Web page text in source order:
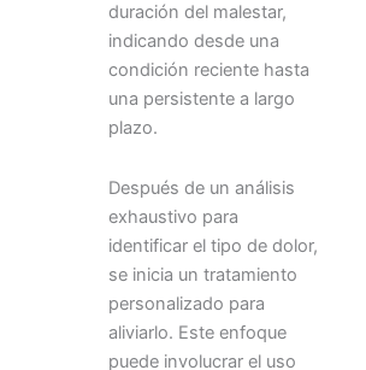
duración del malestar,
indicando desde una
condición reciente hasta
una persistente a largo
plazo.
Después de un análisis
exhaustivo para
identificar el tipo de dolor,
se inicia un tratamiento
personalizado para
aliviarlo. Este enfoque
puede involucrar el uso